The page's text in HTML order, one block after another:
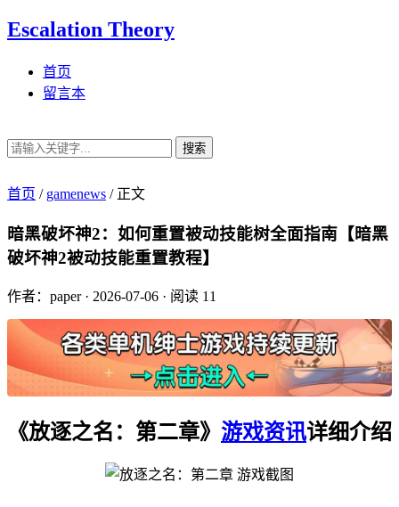
Escalation Theory
首页
留言本
搜索
首页 / gamenews /正文
暗黑破坏神2：如何重置被动技能树全面指南【暗黑
破坏神2被动技能重置教程】
作者：paper· 2026-07-06 · 阅读 11
《放逐之名：第二章》 游戏资讯详细介绍